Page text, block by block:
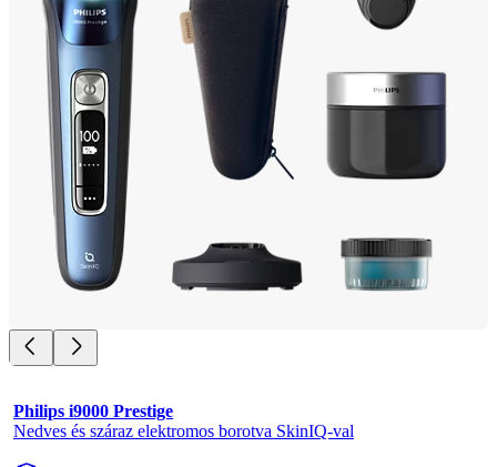
Philips i9000 Prestige
Nedves és száraz elektromos borotva SkinIQ-val